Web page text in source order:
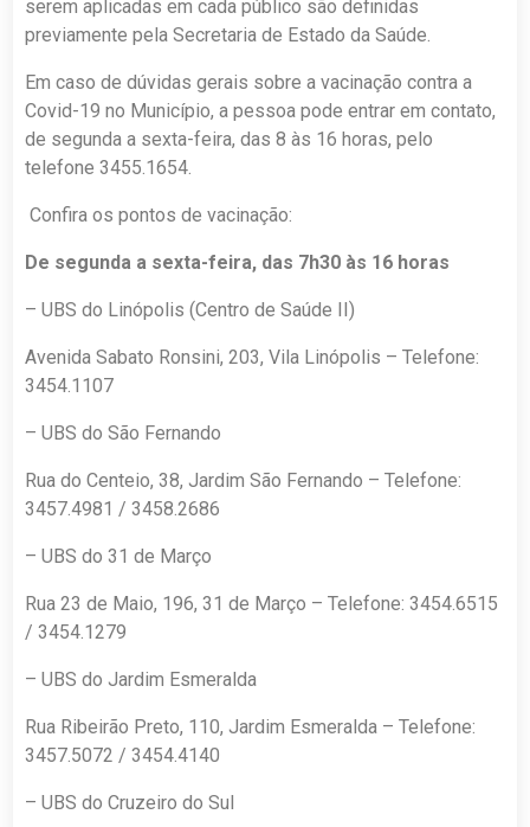
serem aplicadas em cada público são definidas
previamente pela Secretaria de Estado da Saúde.
Em caso de dúvidas gerais sobre a vacinação contra a
Covid-19 no Município, a pessoa pode entrar em contato,
de segunda a sexta-feira, das 8 às 16 horas, pelo
telefone 3455.1654.
Confira os pontos de vacinação:
De segunda a sexta-feira, das 7h30 às 16 horas
– UBS do Linópolis (Centro de Saúde II)
Avenida Sabato Ronsini, 203, Vila Linópolis – Telefone:
3454.1107
– UBS do São Fernando
Rua do Centeio, 38, Jardim São Fernando – Telefone:
3457.4981 / 3458.2686
– UBS do 31 de Março
Rua 23 de Maio, 196, 31 de Março – Telefone: 3454.6515
/ 3454.1279
– UBS do Jardim Esmeralda
Rua Ribeirão Preto, 110, Jardim Esmeralda – Telefone:
3457.5072 / 3454.4140
– UBS do Cruzeiro do Sul